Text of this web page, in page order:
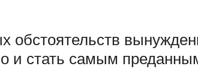
обстоятельств
и стать самым